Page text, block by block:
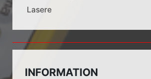
Lasere
INFORMATION